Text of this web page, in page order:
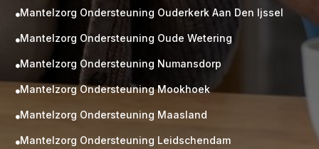
Gratis
M
Mantelzorg Ondersteuning Ouderkerk Aan Den Ijssel
Mantelzorg Ondersteuning Oude Wetering
Mantelzorg Ondersteuning Numansdorp
Mantelzorg Ondersteuning Mookhoek
Mantelzorg Ondersteuning Maasland
Mantelzorg Ondersteuning Leidschendam